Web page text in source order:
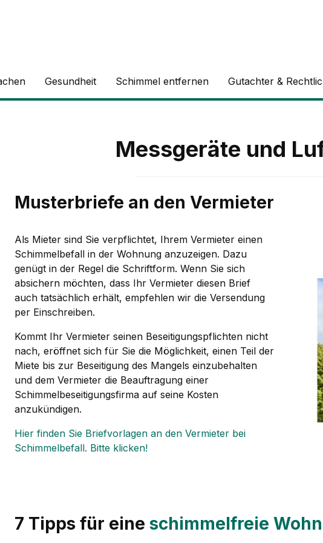
Gesundheit Schimmel entfernen Gutachter &
Messgeräte und
Musterbriefe an den Vermieter
Als Mieter sind Sie verpflichtet, Ihrem Vermieter einen
Schimmelbefall in der Wohnung anzuzeigen. Dazu
genügt in der Regel die Schriftform. Wenn Sie sich
absichern möchten, dass Ihr Vermieter diesen Brief
auch tatsächlich erhält, empfehlen wir die Versendung
per Einschreiben.
Kommt Ihr Vermieter seinen Beseitigungspflichten nicht
nach, eröffnet sich für Sie die Möglichkeit, einen Teil der
Miete bis zur Beseitigung des Mangels einzubehalten
und dem Vermieter die Beauftragung einer
Schimmelbeseitigungsfirma auf seine Kosten
anzukündigen.
Hier finden Sie Briefvorlagen an den Vermieter bei
Schimmelbefall. Bitte klicken!
7 Tipps für eine schimmelfreie